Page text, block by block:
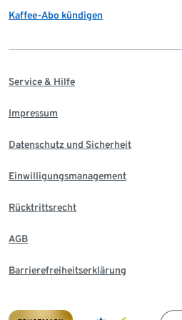
Kaffee-Abo kündigen
Service & Hilfe
Impressum
Datenschutz und Sicherheit
Einwilligungsmanagement
Rücktrittsrecht
AGB
Barrierefreiheitserklärung